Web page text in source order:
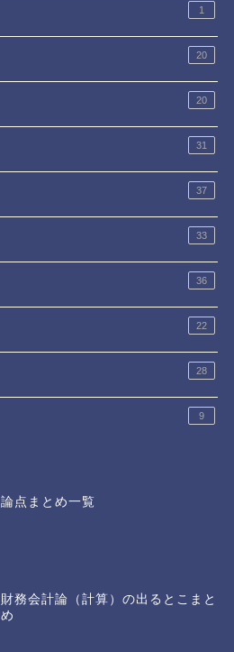
1
20
20
31
37
33
36
22
28
9
論点まとめ一覧
財務会計論（計算）の出るとこまと
め